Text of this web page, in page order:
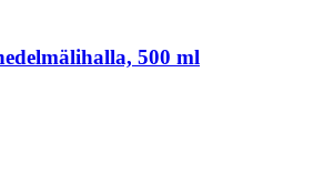
500 ml